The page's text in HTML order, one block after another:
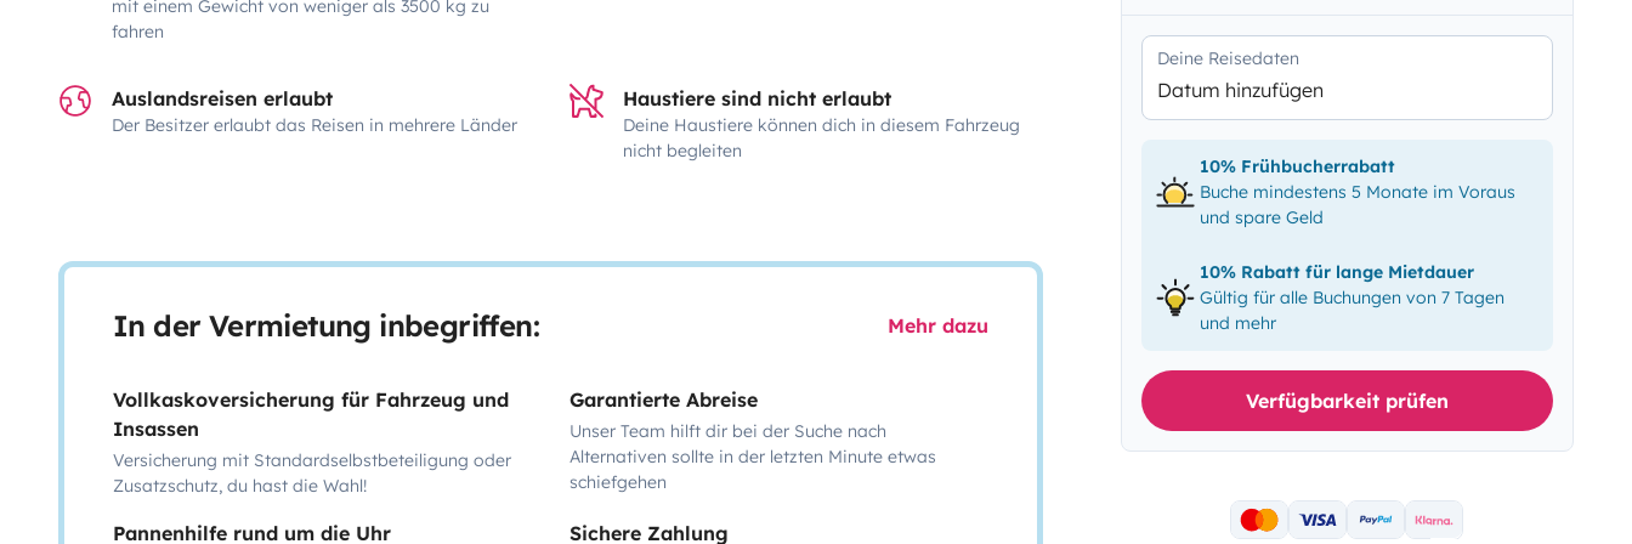
mit einem Gewicht von weniger als 3500 kg zu
fahren
Auslandsreisen erlaubt
Der Besitzer erlaubt das Reisen in mehrere Länder
Haustiere sind nicht erlaubt
Deine Haustiere können dich in diesem Fahrzeug
nicht begleiten
In der Vermietung inbegriffen: Mehr dazu
Vollkaskoversicherung für Fahrzeug und
Insassen
Versicherung mit Standardselbstbeteiligung oder
Zusatzschutz, du hast die Wahl!
Garantierte Abreise
Unser Team hilft dir bei der Suche nach
Alternativen sollte in der letzten Minute etwas
schiefgehen
Pannenhilfe rund um die Uhr Sichere Zahlung
Deine Reisedaten
Datum hinzufügen
10% Frühbucherrabatt
Buche mindestens 5 Monate im Voraus
und spare Geld
10% Rabatt für lange Mietdauer
Gültig für alle Buchungen von 7 Tagen
und mehr
Verfügbarkeit prüfen